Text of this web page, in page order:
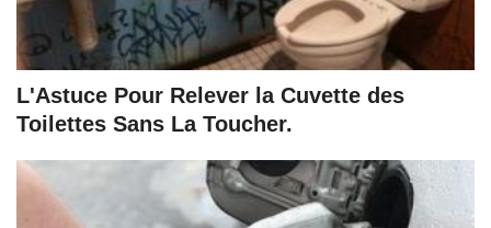
L'Astuce Pour Relever la Cuvette des
Toilettes Sans La Toucher.